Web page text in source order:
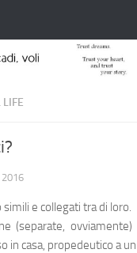
LIFE
2016
e collegati tra di loro.
(separate,
in casa, propedeutico a